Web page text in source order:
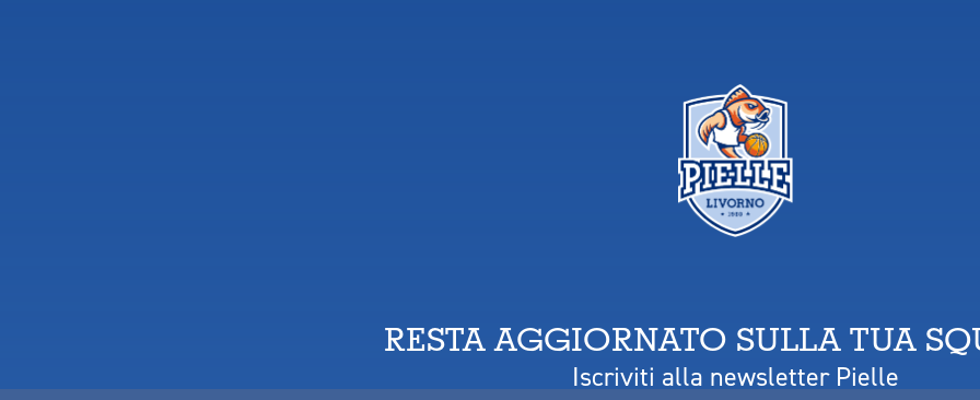
RESTA AGGIORNATO SULLA TUA
Iscriviti alla newsletter Pielle